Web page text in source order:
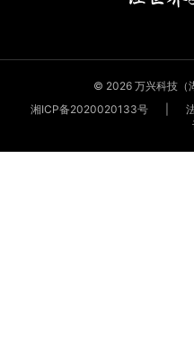
© 2026 万兴科技（
湘ICP备2020020133号